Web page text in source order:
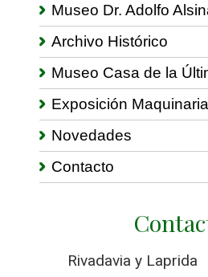
Museo Dr. Adolfo
Archivo Histórico
Museo Casa de la
Exposición
Novedades
Contacto
Rivadavia y Laprida